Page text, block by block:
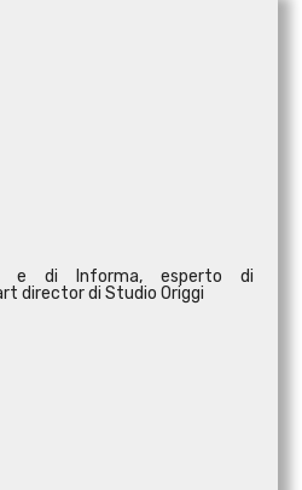
e di Informa, esperto di
director di Studio Origgi